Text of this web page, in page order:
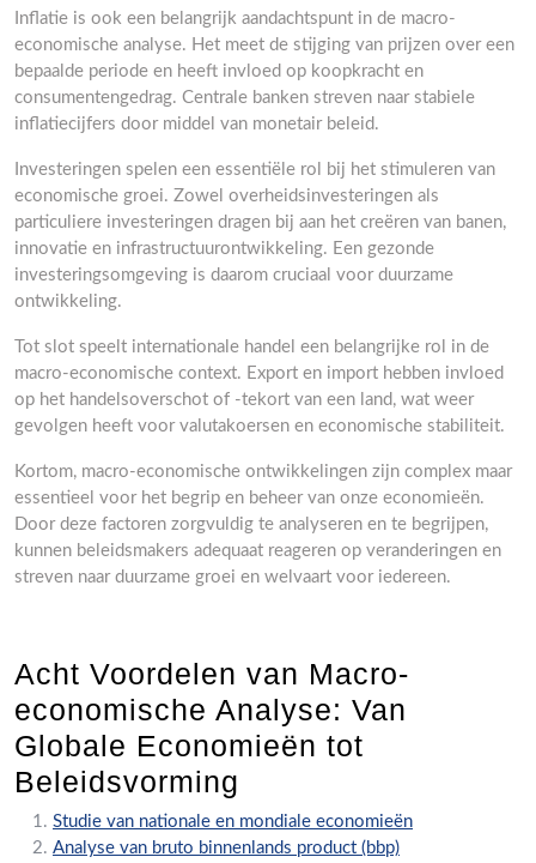
Inflatie is ook een belangrijk aandachtspunt in de macro-
economische analyse. Het meet de stijging van prijzen over een
bepaalde periode en heeft invloed op koopkracht en
consumentengedrag. Centrale banken streven naar stabiele
inflatiecijfers door middel van monetair beleid.
Investeringen spelen een essentiële rol bij het stimuleren van
economische groei. Zowel overheidsinvesteringen als
particuliere investeringen dragen bij aan het creëren van banen,
innovatie en infrastructuurontwikkeling. Een gezonde
investeringsomgeving is daarom cruciaal voor duurzame
ontwikkeling.
Tot slot speelt internationale handel een belangrijke rol in de
macro-economische context. Export en import hebben invloed
op het handelsoverschot of -tekort van een land, wat weer
gevolgen heeft voor valutakoersen en economische stabiliteit.
Kortom, macro-economische ontwikkelingen zijn complex maar
essentieel voor het begrip en beheer van onze economieën.
Door deze factoren zorgvuldig te analyseren en te begrijpen,
kunnen beleidsmakers adequaat reageren op veranderingen en
streven naar duurzame groei en welvaart voor iedereen.
Acht Voordelen van Macro-
economische Analyse: Van
Globale Economieën tot
Beleidsvorming
Studie van nationale en mondiale economieën
Analyse van bruto binnenlands product (bbp)